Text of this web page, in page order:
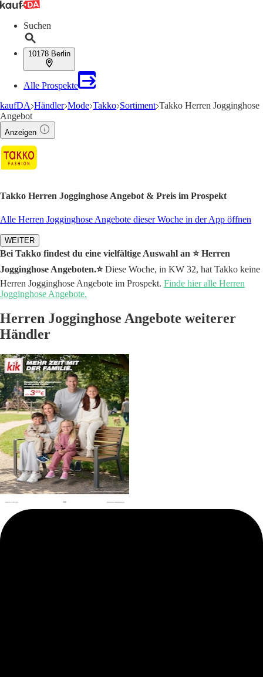
Suchen
10178 Berlin
Alle Prospekte
kaufDA Händler Mode Takko Sortiment Takko Herren Jogginghose
Angebot
Anzeigen
Takko Herren Jogginghose Angebot & Preis im Prospekt
Alle Herren Jogginghose Angebote dieser Woche in der App öffnen
WEITER
Bei Takko findest du eine vielfältige Auswahl an ⭐️ Herren
Jogginghose Angeboten.⭐️Diese Woche, in KW 32, hat Takko keine
Herren Jogginghose Angebote im Prospekt. Finde hier alle Herren
Jogginghose Angebote.
Herren Jogginghose Angebote weiterer
Händler